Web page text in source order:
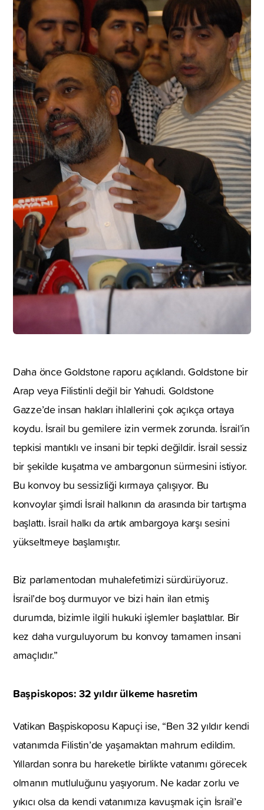
Daha önce Goldstone raporu açıklandı. Goldstone bir
Arap veya Filistinli değil bir Yahudi. Goldstone
Gazze’de insan hakları ihlallerini çok açıkça ortaya
koydu. İsrail bu gemilere izin vermek zorunda. İsrail’in
tepkisi mantıklı ve insani bir tepki değildir. İsrail sessiz
bir şekilde kuşatma ve ambargonun sürmesini istiyor.
Bu konvoy bu sessizliği kırmaya çalışıyor. Bu
konvoylar şimdi İsrail halkının da arasında bir tartışma
başlattı. İsrail halkı da artık ambargoya karşı sesini
yükseltmeye başlamıştır.
Biz parlamentodan muhalefetimizi sürdürüyoruz.
İsrail’de boş durmuyor ve bizi hain ilan etmiş
durumda, bizimle ilgili hukuki işlemler başlattılar. Bir
kez daha vurguluyorum bu konvoy tamamen insani
amaçlıdır.”
Başpiskopos: 32 yıldır ülkeme hasretim
Vatikan Başpiskoposu Kapuçi ise, “Ben 32 yıldır kendi
vatanımda Filistin’de yaşamaktan mahrum edildim.
Yıllardan sonra bu hareketle birlikte vatanımı görecek
olmanın mutluluğunu yaşıyorum. Ne kadar zorlu ve
yıkıcı olsa da kendi vatanımıza kavuşmak için İsrail’e